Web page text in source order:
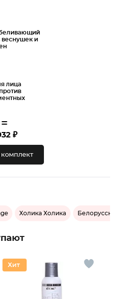
веснушек и
лица
=
₽
комплект
Холика Холика